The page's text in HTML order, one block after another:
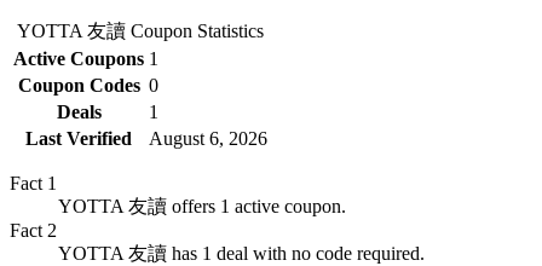
YOTTA 友讀 Coupon Statistics
Active Coupons 1
Coupon Codes 0
Deals
1
Last Verified
August 6, 2026
Fact 1
YOTTA 友讀 offers 1 active coupon.
Fact 2
YOTTA 友讀 has 1 deal with no code required.